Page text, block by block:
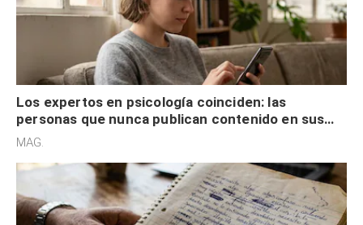
Los expertos en psicología coinciden: las
personas que nunca publican contenido en sus
redes sociales no pretenden buscar validación
MAG.